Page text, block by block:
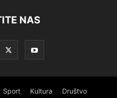
NAS
Sport Kultura Društvo